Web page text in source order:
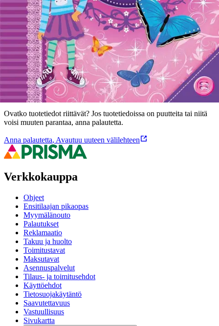
500 tarraa. Se on täydellinen salaisuuksien säilyttäjä!
Ominaisuudet
Oletko tyytyväinen tuotetietoihin?
Ovatko tuotetiedot riittävät? Jos tuotetiedoissa on puutteita tai niitä
voisi muuten parantaa, anna palautetta.
Anna palautetta, Avautuu uuteen välilehteen
Verkkokauppa
Ohjeet
Ensitilaajan pikaopas
Myymälänouto
Palautukset
Reklamaatio
Takuu ja huolto
Toimitustavat
Maksutavat
Asennuspalvelut
Tilaus- ja toimitusehdot
Käyttöehdot
Tietosuojakäytäntö
Saavutettavuus
Vastuullisuus
Sivukartta